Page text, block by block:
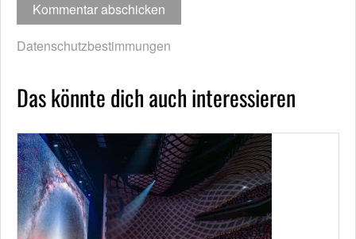
Datenschutzbestimmungen
Das könnte dich auch interessieren